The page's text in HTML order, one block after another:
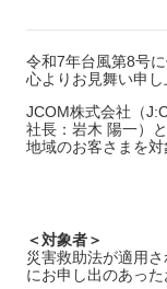
令和7年台風第8号
心よりお見舞い申し
JCOM株式会社（
社長：岩木 陽一）
地域のお客さまを対
＜対象者＞
災害救助法が適用
にお申し出のあった